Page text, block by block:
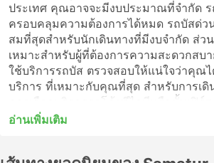
ประเทศ คุณอาจจะมีงบประมาณที่จำกัด ร
ครอบคลุมความต้องการได้หมด รถบัสด่ว
สมที่สุดสำหรับนักเดินทางที่มีงบจำกัด ส่ว
เหมาะสำหรับผู้ที่ต้องการความสะดวกสบ
ใช้บริการรถบัส ตรวจสอบให้แน่ใจว่าคุณไ
บริการ ที่เหมาะกับคุณที่สุด สำหรับการเ
แบบไม่แวะพักไปจนถึงจุดหมายปลายทาง
อ่านเพิ่มเติม